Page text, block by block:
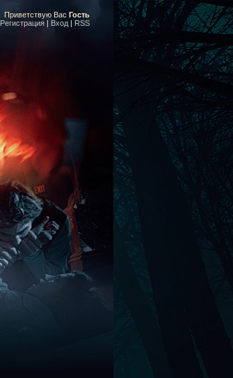
Приветствую Вас Гость
Регистрация | Вход | RSS